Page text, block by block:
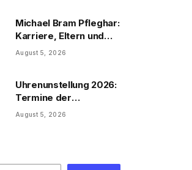
Michael Bram Pfleghar:
Karriere, Eltern und
Filme
August 5, 2026
Uhrenunstellung 2026:
Termine der
Uhrenumstellung
August 5, 2026